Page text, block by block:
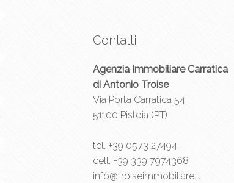
Contatti
Agenzia Immobiliare Carratica
di Antonio Troise
Via Porta Carratica 54
51100 Pistoia (PT)
tel. +39 0573 27494
cell. +39 339 7974368
info@troiseimmobiliare.it